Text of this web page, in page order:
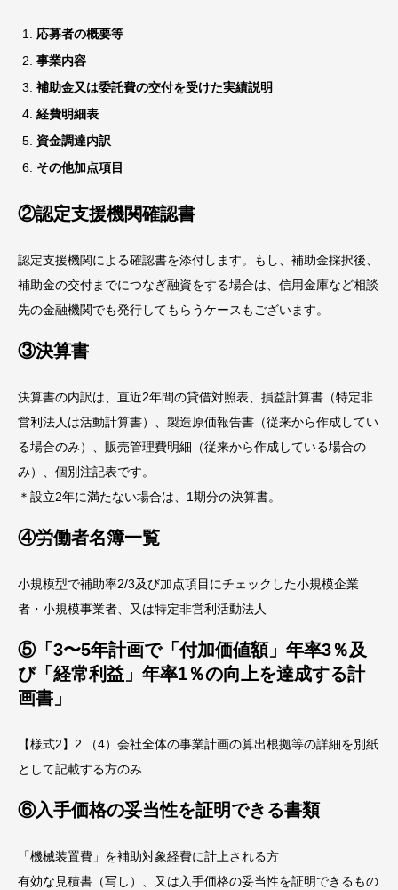
応募者の概要等
事業内容
補助金又は委託費の交付を受けた実績説明
経費明細表
資金調達内訳
その他加点項目
②認定支援機関確認書
認定支援機関による確認書を添付します。もし、補助金採択後、
補助金の交付までにつなぎ融資をする場合は、信用金庫など相談
先の金融機関でも発行してもらうケースもございます。
③決算書
決算書の内訳は、直近2年間の貸借対照表、損益計算書（特定非
営利法人は活動計算書）、製造原価報告書（従来から作成してい
る場合のみ）、販売管理費明細（従来から作成している場合の
み）、個別注記表です。
＊設立2年に満たない場合は、1期分の決算書。
④労働者名簿一覧
小規模型で補助率2/3及び加点項目にチェックした小規模企業
者・小規模事業者、又は特定非営利活動法人
⑤「3〜5年計画で「付加価値額」年率3％及
び「経常利益」年率1％の向上を達成する計
画書」
【様式2】2.（4）会社全体の事業計画の算出根拠等の詳細を別紙
として記載する方のみ
⑥入手価格の妥当性を証明できる書類
「機械装置費」を補助対象経費に計上される方
有効な見積書（写し）、又は入手価格の妥当性を証明できるもの